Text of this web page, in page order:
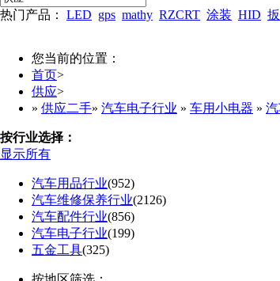
热门产品： LED gps mathy RZCRT 涂装 HID
您当前的位置：
首页>
供应>
» 供应二手» 汽车电子行业 » 车用小电器 »
按行业选择：
显示所有
汽车用品行业(952)
汽车维修保养行业(2126)
汽车配件行业(856)
汽车电子行业(199)
五金工具(325)